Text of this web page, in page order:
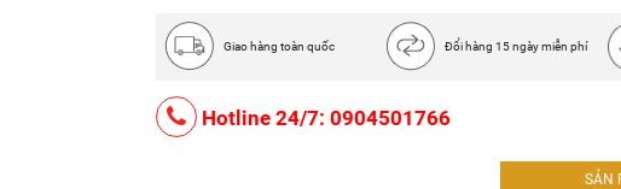
Giao hàng toàn quốc Đổi hàng 15 ngày miễn phí
Hotline 24/7: 0904501766
SẢN